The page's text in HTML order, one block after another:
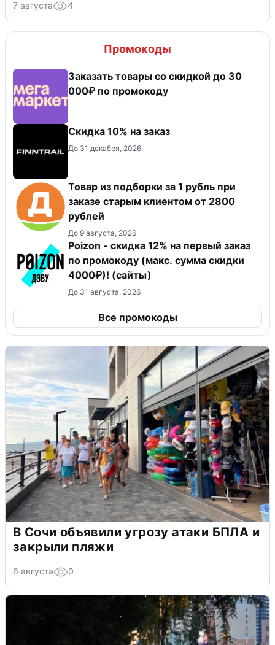
7 августа 4
Промокоды
Заказать товары со скидкой до 30
000₽ по промокоду
Скидка 10% на заказ
До 31 декабря, 2026
Товар из подборки за 1 рубль при
заказе старым клиентом от 2800
рублей
До 9 августа, 2026
Poizon - скидка 12% на первый заказ
по промокоду (макс. сумма скидки
4000₽)! (сайты)
До 31 августа, 2026
Все промокоды
В Сочи объявили угрозу атаки БПЛА и
закрыли пляжи
6 августа 0